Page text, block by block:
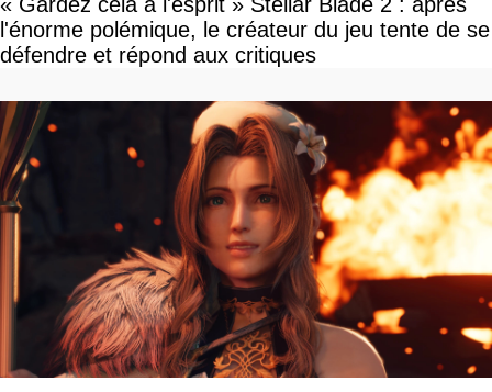
l'énorme polémique, le créateur du jeu tente de se
défendre et répond aux critiques